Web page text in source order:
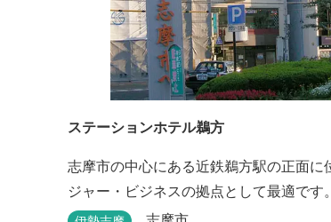
ステーションホテル鵜方
志摩市の中心にある近鉄鵜方駅の正面に
ジャー・ビジネスの拠点として最適です。